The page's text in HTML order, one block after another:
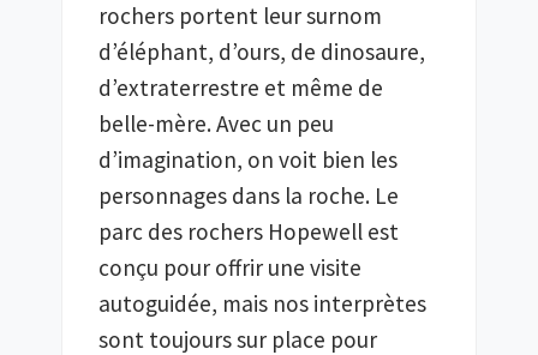
rochers portent leur surnom
d’éléphant, d’ours, de dinosaure,
d’extraterrestre et même de
belle-mère. Avec un peu
d’imagination, on voit bien les
personnages dans la roche. Le
parc des rochers Hopewell est
conçu pour offrir une visite
autoguidée, mais nos interprètes
sont toujours sur place pour